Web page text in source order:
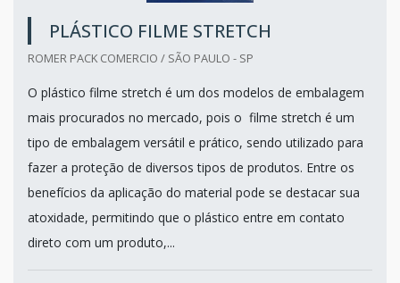
PLÁSTICO FILME STRETCH
ROMER PACK COMERCIO / SÃO PAULO - SP
O plástico filme stretch é um dos modelos de embalagem
mais procurados no mercado, pois o filme stretch é um
tipo de embalagem versátil e prático, sendo utilizado para
fazer a proteção de diversos tipos de produtos. Entre os
benefícios da aplicação do material pode se destacar sua
atoxidade, permitindo que o plástico entre em contato
direto com um produto,...